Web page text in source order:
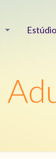
Estúdio